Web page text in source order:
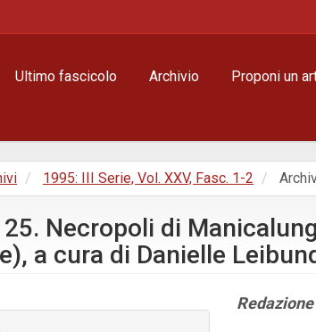
Ultimo fascicolo Archivio Proponi un
1995: III Serie, Vol. XXV, Fasc. 1-2
25. Necropoli di
a cura di Danielle
Redazione